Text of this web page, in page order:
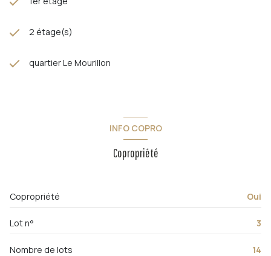
2 étage(s)
quartier Le Mourillon
INFO COPRO
Copropriété
Copropriété Oui
Lot n° 3
Nombre de lots 14